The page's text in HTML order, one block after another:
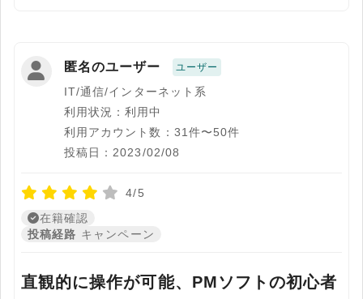
匿名のユーザー ユーザー
IT/通信/インターネット系
利用状況：利用中
利用アカウント数：31件〜50件
投稿日：2023/02/08
4/5
在籍確認
投稿経路 キャンペーン
直観的に操作が可能、PMソフトの初心者